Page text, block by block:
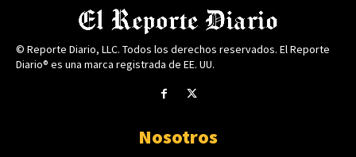
© Reporte Diario, LLC. Todos los derechos reservados. El Reporte
Diario® es una marca registrada de EE. UU.
Nosotros